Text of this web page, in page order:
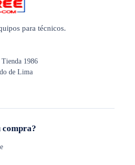
para técnicos.
1986
de Lima
compra?